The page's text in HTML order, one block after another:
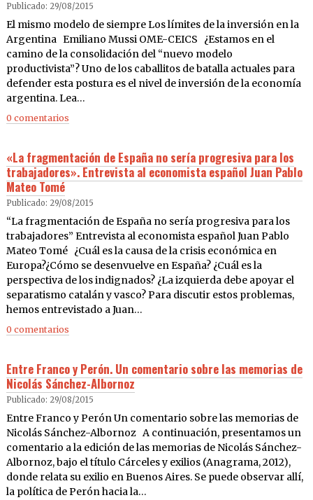
Publicado: 29/08/2015
El mismo modelo de siempre Los límites de la inversión en la
Argentina Emiliano Mussi OME-CEICS ¿Estamos en el
camino de la consolidación del “nuevo modelo
productivista”? Uno de los caballitos de batalla actuales para
defender esta postura es el nivel de inversión de la economía
argentina. Lea…
0 comentarios
«La fragmentación de España no sería progresiva para los
trabajadores». Entrevista al economista español Juan Pablo
Mateo Tomé
Publicado: 29/08/2015
“La fragmentación de España no sería progresiva para los
trabajadores” Entrevista al economista español Juan Pablo
Mateo Tomé ¿Cuál es la causa de la crisis económica en
Europa?¿Cómo se desenvuelve en España? ¿Cuál es la
perspectiva de los indignados? ¿La izquierda debe apoyar el
separatismo catalán y vasco? Para discutir estos problemas,
hemos entrevistado a Juan…
0 comentarios
Entre Franco y Perón. Un comentario sobre las memorias de
Nicolás Sánchez-Albornoz
Publicado: 29/08/2015
Entre Franco y Perón Un comentario sobre las memorias de
Nicolás Sánchez-Albornoz A continuación, presentamos un
comentario a la edición de las memorias de Nicolás Sánchez-
Albornoz, bajo el título Cárceles y exilios (Anagrama, 2012),
donde relata su exilio en Buenos Aires. Se puede observar allí,
la política de Perón hacia la…